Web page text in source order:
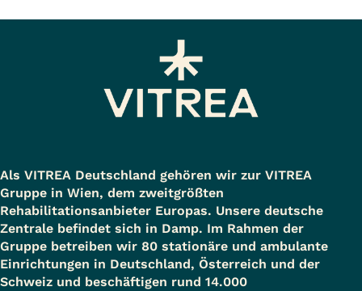
Als VITREA Deutschland gehören wir zur VITREA
Gruppe in Wien, dem zweitgrößten
Rehabilitationsanbieter Europas. Unsere deutsche
Zentrale befindet sich in Damp. Im Rahmen der
Gruppe betreiben wir 80 stationäre und ambulante
Einrichtungen in Deutschland, Österreich und der
Schweiz und beschäftigen rund 14.000